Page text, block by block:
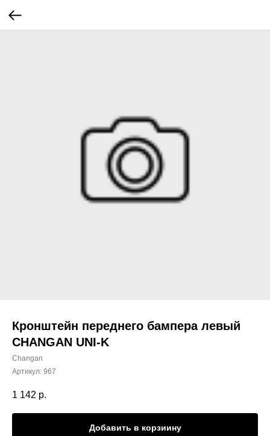
Кронштейн переднего бампера левый
CHANGAN UNI-K
Changan
Артикул: 967
1 142 р.
Добавить в корзиину